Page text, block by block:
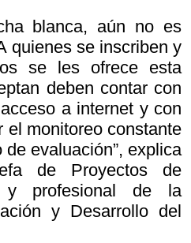
blanca, aún no es
quienes se inscriben y
se les ofrece esta
deben contar con
a internet y con
el monitoreo constante
evaluación”, explica
de Proyectos de
y profesional de la
y Desarrollo del